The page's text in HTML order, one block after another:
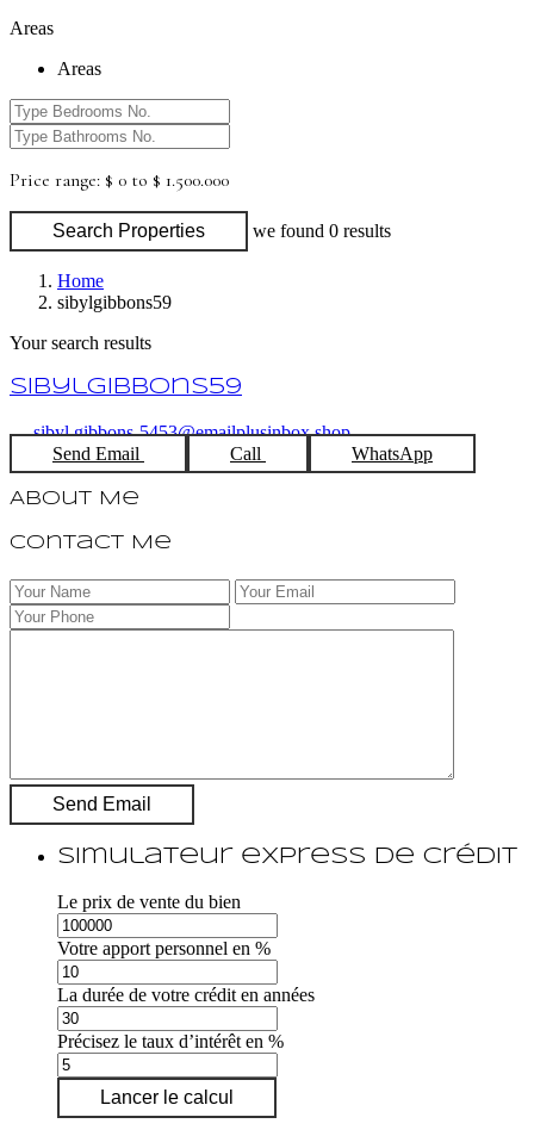
Areas
Areas
Price range: $ 0 to $ 1.500.000
Search Properties we found 0 results
Home
sibylgibbons59
Your search results
sibylgibbons59
sibyl.gibbons-5453@emailplusinbox.shop
Send Email
Call WhatsApp
About Me
Contact Me
Simulateur express de crédit
Le prix de vente du bien
Votre apport personnel en %
La durée de votre crédit en années
Précisez le taux d’intérêt en %
Lancer le calcul